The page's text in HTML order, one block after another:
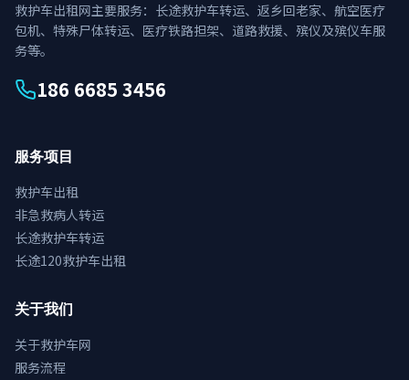
救护车出租网主要服务：长途救护车转运、返乡回老家、航空医疗
包机、特殊尸体转运、医疗铁路担架、道路救援、殡仪及殡仪车服
务等。
186 6685 3456
服务项目
救护车出租
非急救病人转运
长途救护车转运
长途120救护车出租
关于我们
关于救护车网
服务流程